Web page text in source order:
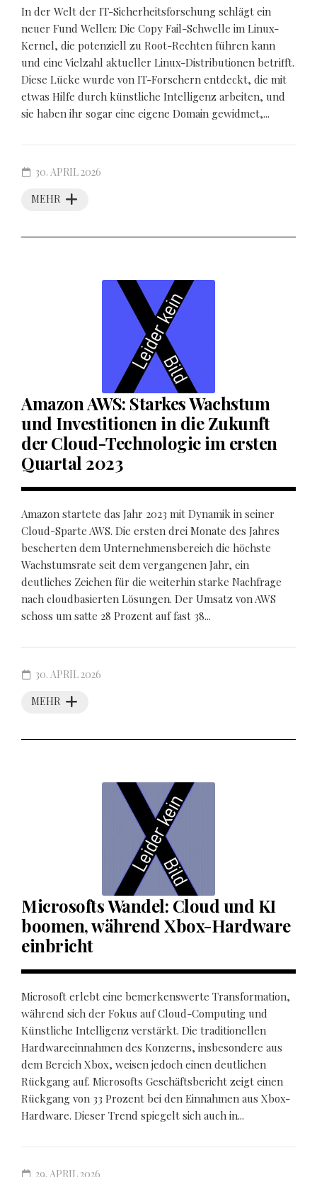
In der Welt der IT-Sicherheitsforschung schlägt ein
neuer Fund Wellen: Die Copy Fail-Schwelle im Linux-
Kernel, die potenziell zu Root-Rechten führen kann
und eine Vielzahl aktueller Linux-Distributionen betrifft.
Diese Lücke wurde von IT-Forschern entdeckt, die mit
etwas Hilfe durch künstliche Intelligenz arbeiten, und
sie haben ihr sogar eine eigene Domain gewidmet,...
MEHR
30. APRIL 2026
Amazon AWS: Starkes Wachstum
und Investitionen in die Zukunft
der Cloud-Technologie im ersten
Quartal 2023
Amazon startete das Jahr 2023 mit Dynamik in seiner
Cloud-Sparte AWS. Die ersten drei Monate des Jahres
bescherten dem Unternehmensbereich die höchste
Wachstumsrate seit dem vergangenen Jahr, ein
deutliches Zeichen für die weiterhin starke Nachfrage
nach cloudbasierten Lösungen. Der Umsatz von AWS
schoss um satte 28 Prozent auf fast 38...
MEHR
30. APRIL 2026
Microsofts Wandel: Cloud und KI
boomen, während Xbox-Hardware
einbricht
Microsoft erlebt eine bemerkenswerte Transformation,
während sich der Fokus auf Cloud-Computing und
Künstliche Intelligenz verstärkt. Die traditionellen
Hardwareeinnahmen des Konzerns, insbesondere aus
dem Bereich Xbox, weisen jedoch einen deutlichen
Rückgang auf. Microsofts Geschäftsbericht zeigt einen
Rückgang von 33 Prozent bei den Einnahmen aus Xbox-
Hardware. Dieser Trend spiegelt sich auch in...
29. APRIL 2026